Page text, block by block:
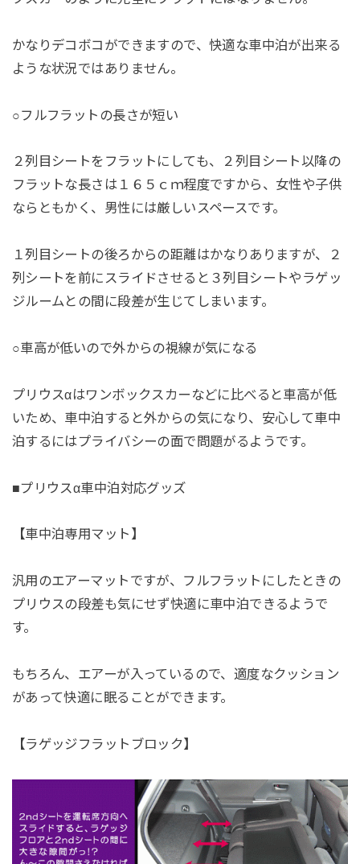
かなりデコボコができますので、快適な車中泊が出来る
ような状況ではありません。
○フルフラットの長さが短い
２列目シートをフラットにしても、２列目シート以降の
フラットな長さは１６５ｃｍ程度ですから、女性や子供
ならともかく、男性には厳しいスペースです。
１列目シートの後ろからの距離はかなりありますが、２
列シートを前にスライドさせると３列目シートやラゲッ
ジルームとの間に段差が生じてしまいます。
○車高が低いので外からの視線が気になる
プリウスαはワンボックスカーなどに比べると車高が低
いため、車中泊すると外からの気になり、安心して車中
泊するにはプライバシーの面で問題がるようです。
■プリウスα車中泊対応グッズ
【車中泊専用マット】
汎用のエアーマットですが、フルフラットにしたときの
プリウスの段差も気にせず快適に車中泊できるようで
す。
もちろん、エアーが入っているので、適度なクッション
があって快適に眠ることができます。
【ラゲッジフラットブロック】